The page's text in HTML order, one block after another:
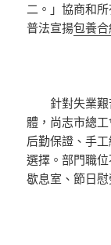
二。」協商和
普法宣揚包養
針對失業
體，尚志市總
后勤保證、手
選擇。部門職
歇息室、節日